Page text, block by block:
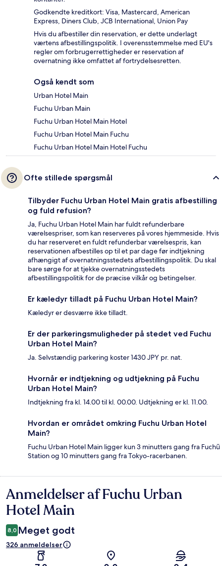
Godkendte kreditkort: Visa, Mastercard, American
Express, Diners Club, JCB International, Union Pay
Hvis du afbestiller din reservation, er dette underlagt
værtens afbestillingspolitik. I overensstemmelse med EU's
regler om forbrugerrettigheder er reservation af
overnatning ikke omfattet af fortrydelsesretten.
Også kendt som
Urban Hotel Main
Fuchu Urban Main
Fuchu Urban Hotel Main Hotel
Fuchu Urban Hotel Main Fuchu
Fuchu Urban Hotel Main Hotel Fuchu
Ofte stillede spørgsmål
Tilbyder Fuchu Urban Hotel Main gratis afbestilling
og fuld refusion?
Ja, Fuchu Urban Hotel Main har fuldt refunderbare
værelsespriser, som kan reserveres på vores hjemmeside. Hvis
du har reserveret en fuldt refunderbar værelsespris, kan
reservationen afbestilles op til et par dage før indtjekning
afhængigt af overnatningsstedets afbestillingspolitik. Du skal
bare sørge for at tjekke overnatningsstedets
afbestillingspolitik for de præcise vilkår og betingelser.
Er kæledyr tilladt på Fuchu Urban Hotel Main?
Kæledyr er desværre ikke tilladt.
Er der parkeringsmuligheder på stedet ved Fuchu
Urban Hotel Main?
Ja. Selvstændig parkering koster 1430 JPY pr. nat.
Hvornår er indtjekning og udtjekning på Fuchu
Urban Hotel Main?
Indtjekning fra kl. 14.00 til kl. 00.00. Udtjekning er kl. 11.00.
Hvordan er området omkring Fuchu Urban Hotel
Main?
Fuchu Urban Hotel Main ligger kun 3 minutters gang fra Fuchū
Station og 10 minutters gang fra Tokyo-racerbanen.
Anmeldelser
Anmeldelser af Fuchu Urban
Hotel Main
8,0 Meget godt
326 anmeldelser